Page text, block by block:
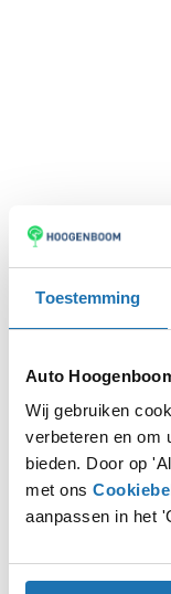
Toestemming
Auto
Wij gebruiken
verbeteren en om
bieden. Door op
met ons
aanpassen in het
Application error: a
loading